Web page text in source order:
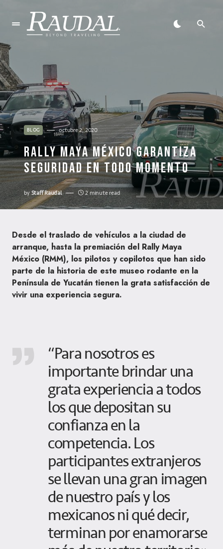
BLOG octubre 2, 2020
RALLY MAYA MÉXICO GARANTIZA
SEGURIDAD EN TODO MOMENTO
byStaff Raudal 2 minute read
Desde el traslado de vehículos a la ciudad de
arranque, hasta la premiación del Rally Maya
México (RMM), los pilotos y copilotos que han sido
parte de la historia de este museo rodante en la
Península de Yucatán tienen la grata satisfacción de
vivir una experiencia segura.
“Para nosotros es
importante brindar una
grata experiencia a todos
los que depositan su
confianza en la
competencia. Los
participantes extranjeros
se llevan una gran imagen
de nuestro país y los
mexicanos ni qué decir,
terminan por enamorarse